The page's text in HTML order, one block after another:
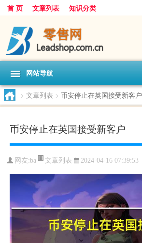
首 页 文章列表 知识分类
网站导航
> 文章列表 > 币安停止在英国接受新客户
币安停止在英国接受新客户
网友:ba 文章列表 2024-04-16 07:39:53